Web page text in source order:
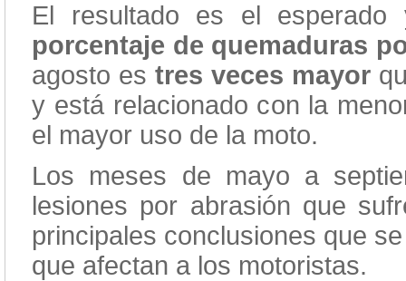
El resultado es el esperado
porcentaje de quemaduras
agosto es tres veces mayor
y está relacionado con la
el mayor uso de la moto.
Los meses de mayo a
lesiones por abrasión que
principales conclusiones que
que afectan a los motoristas.